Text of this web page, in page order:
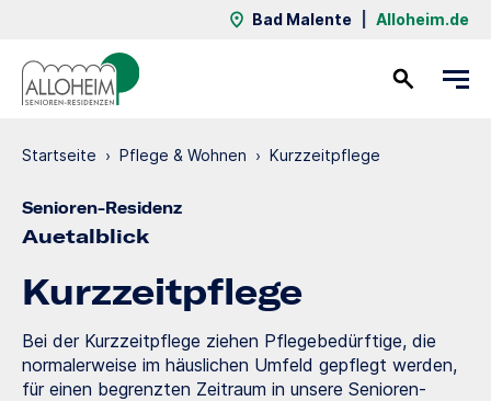
Bad Malente Alloheim.de
Startseite › Pflege & Wohnen › Kurzzeit­pflege
Senioren-Residenz
Auetalblick
Kurzzeit­pflege
Bei der Kurzzeitpflege ziehen Pflegebedürftige, die
normalerweise im häuslichen Umfeld gepflegt werden,
für einen begrenzten Zeitraum in unsere Senioren-